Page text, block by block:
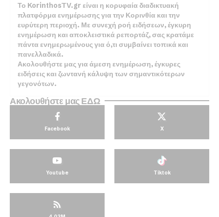
Το KorinthosTV.gr είναι η κορυφαία διαδικτυακή
πλατφόρμα ενημέρωσης για την Κορινθία και την
ευρύτερη περιοχή. Με συνεχή ροή ειδήσεων, έγκυρη
ενημέρωση και αποκλειστικά ρεπορτάζ, σας κρατάμε
πάντα ενημερωμένους για ό,τι συμβαίνει τοπικά και
πανελλαδικά.
Ακολουθήστε μας για άμεση ενημέρωση, έγκυρες
ειδήσεις και ζωντανή κάλυψη των σημαντικότερων
γεγονότων.
Ακολουθήστε μας ΕΔΩ
Facebook X
Youtube Tiktok